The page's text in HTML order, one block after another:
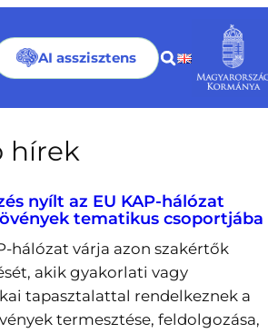
AI asszisztens
hírek
nyílt az EU KAP-hálózat
tematikus csoportjába
hálózat várja azon szakértők
akik gyakorlati vagy
tapasztalattal rendelkeznek a
termesztése, feldolgozása,